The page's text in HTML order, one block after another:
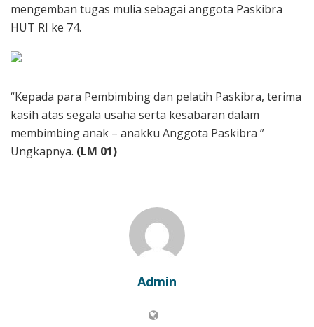
mengemban tugas mulia sebagai anggota Paskibra
HUT RI ke 74.
“Kepada para Pembimbing dan pelatih Paskibra, terima
kasih atas segala usaha serta kesabaran dalam
membimbing anak – anakku Anggota Paskibra ”
Ungkapnya. (LM 01)
Admin